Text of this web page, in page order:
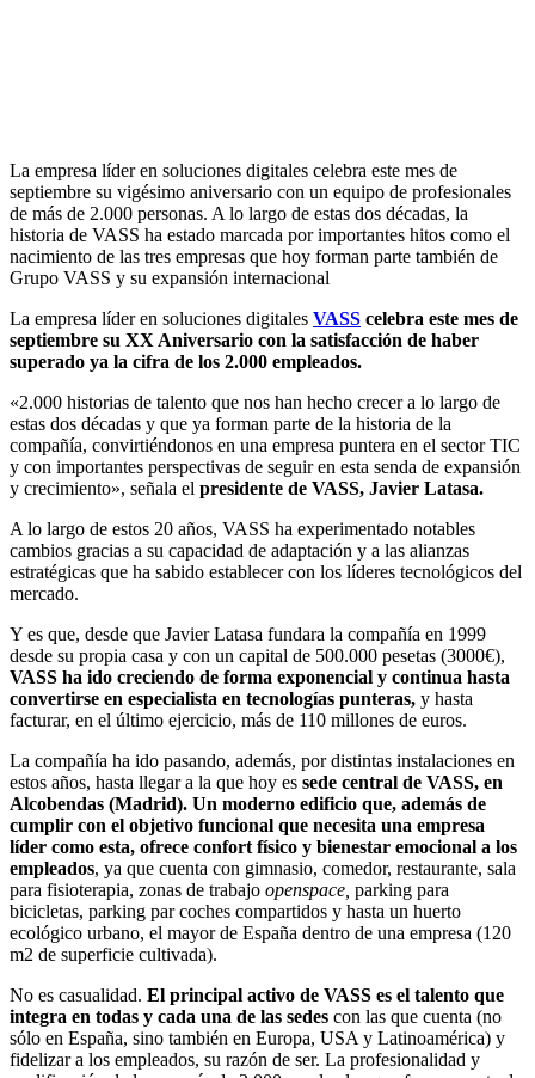
La empresa líder en soluciones digitales celebra este mes de
septiembre su vigésimo aniversario con un equipo de profesionales
de más de 2.000 personas. A lo largo de estas dos décadas, la
historia de VASS ha estado marcada por importantes hitos como el
nacimiento de las tres empresas que hoy forman parte también de
Grupo VASS y su expansión internacional
La empresa líder en soluciones digitales VASS celebra este mes de
septiembre su XX Aniversario con la satisfacción de haber
superado ya la cifra de los 2.000 empleados.
«2.000 historias de talento que nos han hecho crecer a lo largo de
estas dos décadas y que ya forman parte de la historia de la
compañía, convirtiéndonos en una empresa puntera en el sector TIC
y con importantes perspectivas de seguir en esta senda de expansión
y crecimiento», señala el presidente de VASS, Javier Latasa.
A lo largo de estos 20 años, VASS ha experimentado notables
cambios gracias a su capacidad de adaptación y a las alianzas
estratégicas que ha sabido establecer con los líderes tecnológicos del
mercado.
Y es que, desde que Javier Latasa fundara la compañía en 1999
desde su propia casa y con un capital de 500.000 pesetas (3000€),
VASS ha ido creciendo de forma exponencial y continua hasta
convertirse en especialista en tecnologías punteras, y hasta
facturar, en el último ejercicio, más de 110 millones de euros.
La compañía ha ido pasando, además, por distintas instalaciones en
estos años, hasta llegar a la que hoy es sede central de VASS, en
Alcobendas (Madrid). Un moderno edificio que, además de
cumplir con el objetivo funcional que necesita una empresa
líder como esta, ofrece confort físico y bienestar emocional a los
empleados, ya que cuenta con gimnasio, comedor, restaurante, sala
para fisioterapia, zonas de trabajo openspace, parking para
bicicletas, parking par coches compartidos y hasta un huerto
ecológico urbano, el mayor de España dentro de una empresa (120
m2 de superficie cultivada).
No es casualidad. El principal activo de VASS es el talento que
integra en todas y cada una de las sedes con las que cuenta (no
sólo en España, sino también en Europa, USA y Latinoamérica) y
fidelizar a los empleados, su razón de ser. La profesionalidad y